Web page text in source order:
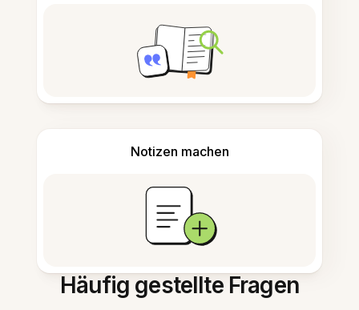
Notizen machen
Häufig gestellte Fragen